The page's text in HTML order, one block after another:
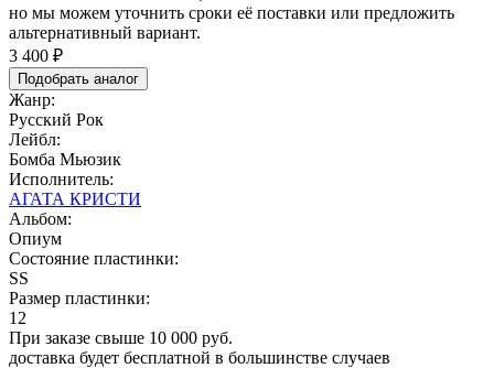
но мы можем уточнить сроки её поставки или предложить
альтернативный вариант.
3 400 ₽
Подобрать аналог
Жанр:
Русский Рок
Лейбл:
Бомба Мьюзик
Исполнитель:
АГАТА КРИСТИ
Альбом:
Опиум
Состояние пластинки:
SS
Размер пластинки:
12
При заказе свыше 10 000 руб.
доставка будет бесплатной в большинстве случаев